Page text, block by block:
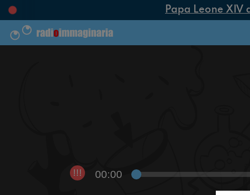
Papa Leone XIV
!!! 00:00